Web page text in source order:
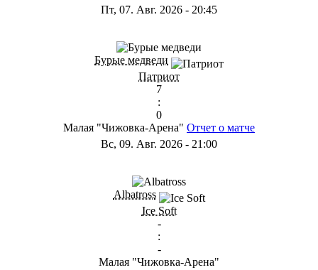
Пт, 07. Авг. 2026 - 20:45
Бурые медведи
Патриот
7
:
0
Малая "Чижовка-Арена" Отчет о матче
Вс, 09. Авг. 2026 - 21:00
Albatross
Ice Soft
-
:
-
Малая "Чижовка-Арена"